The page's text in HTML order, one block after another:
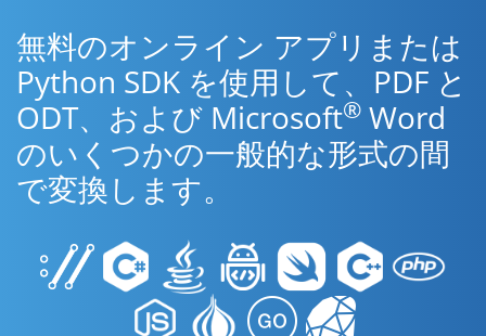
無料のオンライン アプリまたは
Python SDK を使用して、PDF と
ODT、および Microsoft® Word
のいくつかの一般的な形式の間
で変換します。